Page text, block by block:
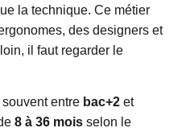
la technique. Ce métier
des designers et
il faut regarder le
entre bac+2 et
8 à 36 mois selon le